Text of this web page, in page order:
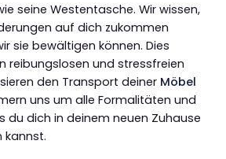
seine Westentasche. Wir wissen,
auf dich zukommen
sie bewältigen können. Dies
reibungslosen und stressfreien
den Transport deiner Möbel
uns um alle Formalitäten und
du dich in deinem neuen Zuhause
kannst.